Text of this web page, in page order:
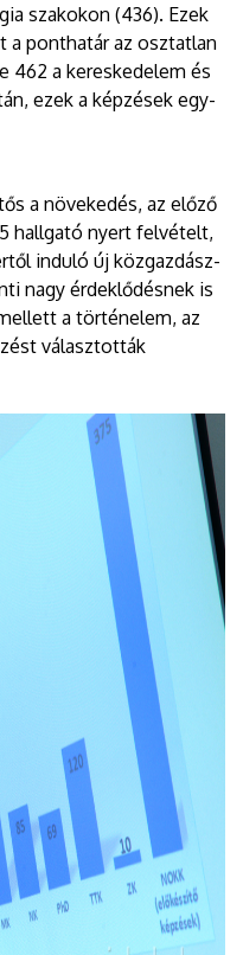
szakokon (436). Ezek
a ponthatár az osztatlan
462 a kereskedelem és
ezek a képzések egy-
a növekedés, az előző
hallgató nyert felvételt,
induló új közgazdász-
nagy érdeklődésnek is
a történelem, az
választották